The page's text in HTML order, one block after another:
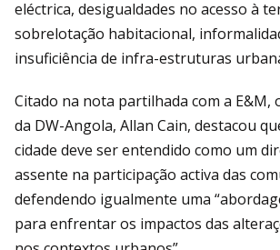
eléctrica, desigualdades no acesso à
sobrelotação habitacional,
insuficiência de infra-estruturas
Citado na nota partilhada com a E&M,
da DW-Angola, Allan Cain, destacou
cidade deve ser entendido como um
assente na participação activa das
defendendo igualmente uma
para enfrentar os impactos das